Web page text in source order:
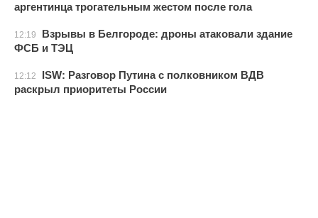
аргентинца трогательным жестом после гола
12:19
Взрывы в Белгороде: дроны атаковали здание
ФСБ и ТЭЦ
12:12
ISW: Разговор Путина с полковником ВДВ
раскрыл приоритеты России